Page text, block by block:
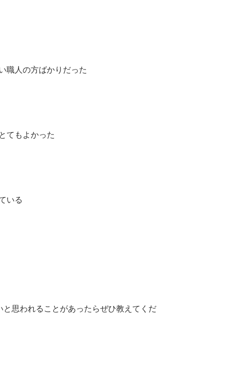
職人の方ばかりだった
てもよかった
いる
思われることがあったらぜひ教えてくだ